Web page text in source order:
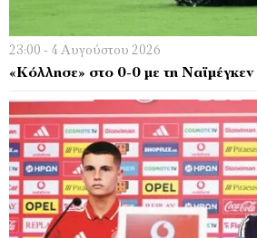
23:00 - 4 Αυγούστου 2026
«Κόλλησε» στο 0-0 με τη